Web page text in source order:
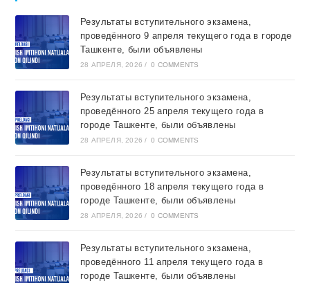
Результаты вступительного экзамена,
проведённого 9 апреля текущего года в городе
Ташкентe, были объявлены
28 АПРЕЛЯ, 2026 / 0 COMMENTS
Результаты вступительного экзамена,
проведённого 25 апреля текущего года в
городе Ташкентe, были объявлены
28 АПРЕЛЯ, 2026 / 0 COMMENTS
Результаты вступительного экзамена,
проведённого 18 апреля текущего года в
городе Ташкентe, были объявлены
28 АПРЕЛЯ, 2026 / 0 COMMENTS
Результаты вступительного экзамена,
проведённого 11 апреля текущего года в
городе Ташкентe, были объявлены